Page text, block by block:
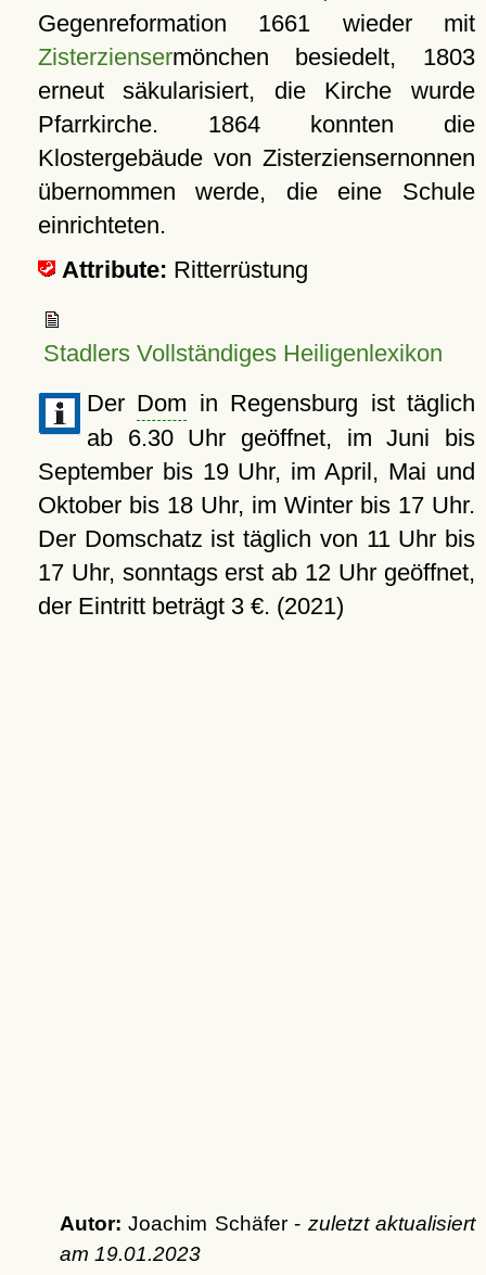
Gegenreformation 1661 wieder mit
Zisterziensermönchen besiedelt, 1803
erneut säkularisiert, die Kirche wurde
Pfarrkirche. 1864 konnten die
Klostergebäude von Zisterziensernonnen
übernommen werde, die eine Schule
einrichteten.
Attribute: Ritterrüstung
Stadlers Vollständiges Heiligenlexikon
Der Dom in Regensburg ist täglich
ab 6.30 Uhr geöffnet, im Juni bis
September bis 19 Uhr, im April, Mai und
Oktober bis 18 Uhr, im Winter bis 17 Uhr.
Der Domschatz ist täglich von 11 Uhr bis
17 Uhr, sonntags erst ab 12 Uhr geöffnet,
der Eintritt beträgt 3 €. (2021)
Autor: Joachim Schäfer - zuletzt aktualisiert
am 19.01.2023